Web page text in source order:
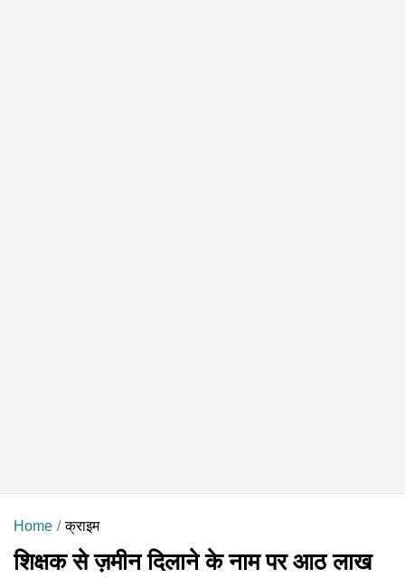
Home क्राइम
शिक्षक से ज़मीन दिलाने के नाम पर आठ लाख